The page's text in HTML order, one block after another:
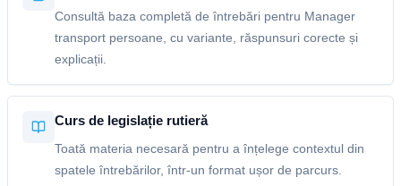
Consultă baza completă de întrebări pentru Manager
transport persoane, cu variante, răspunsuri corecte și
explicații.
Curs de legislație rutieră
Toată materia necesară pentru a înțelege contextul din
spatele întrebărilor, într-un format ușor de parcurs.